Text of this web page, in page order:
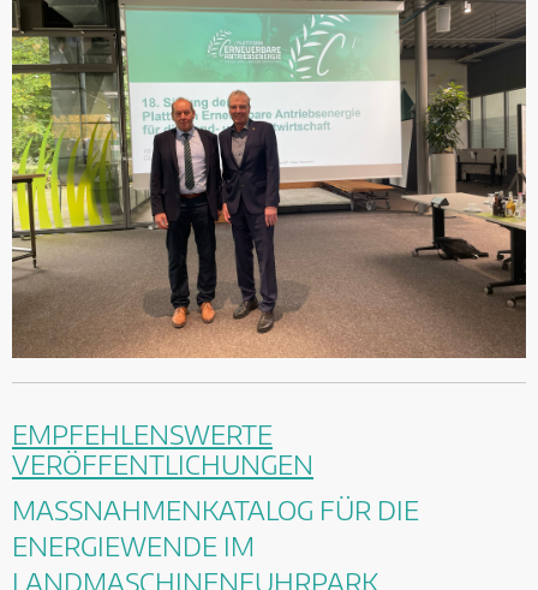
EMPFEHLENSWERTE
VERÖFFENTLICHUNGEN
MASSNAHMENKATALOG FÜR DIE E
NERGIEWENDE IM L
ANDMASCHINENFUHRPARK